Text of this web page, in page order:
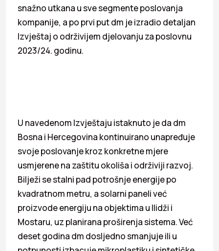
snažno utkana u sve segmente poslovanja
kompanije, a po prvi put dm je izradio detaljan
Izvještaj o održivijem djelovanju za poslovnu
2023/24. godinu.
U navedenom Izvještaju istaknuto je da dm
Bosna i Hercegovina kontinuirano unapređuje
svoje poslovanje kroz konkretne mjere
usmjerene na zaštitu okoliša i održiviji razvoj.
Bilježi se stalni pad potrošnje energije po
kvadratnom metru, a solarni paneli već
proizvode energiju na objektima u Ilidži i
Mostaru, uz planirana proširenja sistema. Već
deset godina dm dosljedno smanjuje ili u